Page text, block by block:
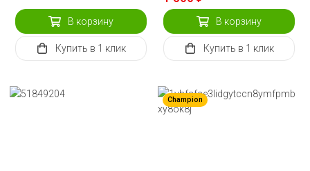
В корзину
Купить в 1 клик
В корзину
Купить в 1 клик
Champion